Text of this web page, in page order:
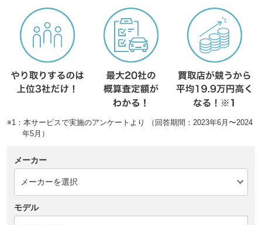
※1：本サービスで実施のアンケートより （回答期間：2023年6月〜2024
年5月）
メーカー
モデル